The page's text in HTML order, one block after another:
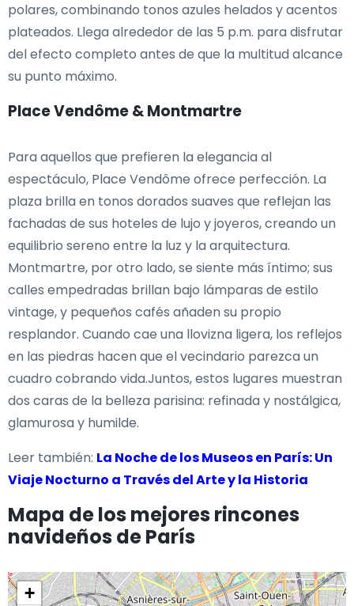
polares, combinando tonos azules helados y acentos
plateados. Llega alrededor de las 5 p.m. para disfrutar
del efecto completo antes de que la multitud alcance
su punto máximo.
Place Vendôme & Montmartre
Para aquellos que prefieren la elegancia al
espectáculo, Place Vendôme ofrece perfección. La
plaza brilla en tonos dorados suaves que reflejan las
fachadas de sus hoteles de lujo y joyeros, creando un
equilibrio sereno entre la luz y la arquitectura.
Montmartre, por otro lado, se siente más íntimo; sus
calles empedradas brillan bajo lámparas de estilo
vintage, y pequeños cafés añaden su propio
resplandor. Cuando cae una llovizna ligera, los reflejos
en las piedras hacen que el vecindario parezca un
cuadro cobrando vida.Juntos, estos lugares muestran
dos caras de la belleza parisina: refinada y nostálgica,
glamurosa y humilde.
Leer también: La Noche de los Museos en París: Un
Viaje Nocturno a Través del Arte y la Historia
Mapa de los mejores rincones
navideños de París
+